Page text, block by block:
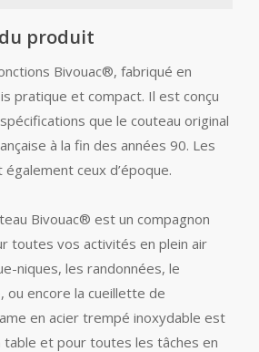
produit
Bivouac®, fabriqué en
pratique et compact. Il est conçu
que le couteau original
à la fin des années 90. Les
ceux d’époque.
Bivouac® est un compagnon
toutes vos activités en plein air
niques, les randonnées, le
ou encore la cueillette de
en acier trempé inoxydable est
table et pour toutes les tâches en